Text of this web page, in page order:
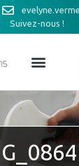
Suivez-nous !